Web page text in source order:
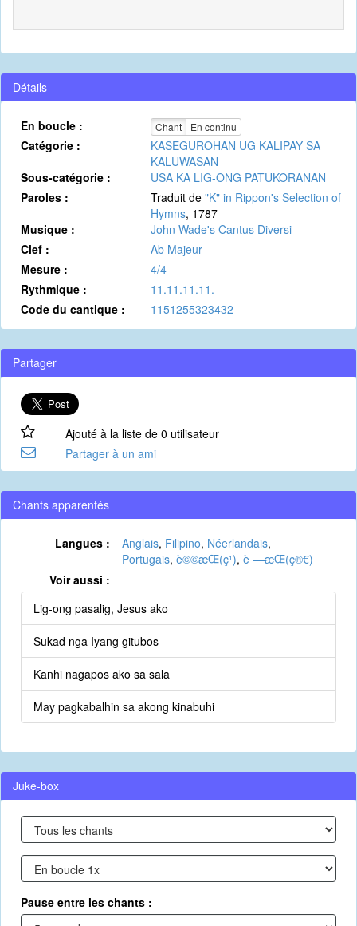
Détails
En boucle : Chant En continu
Catégorie :
KASEGUROHAN UG KALIPAY SA
KALUWASAN
Sous-catégorie :
USA KA LIG-ONG PATUKORANAN
Paroles :
Traduit de "K" in Rippon's Selection of
Hymns, 1787
Musique :
John Wade's Cantus Diversi
Clef :
Ab Majeur
Mesure :
4/4
Rythmique :
11.11.11.11.
Code du cantique :
1151255323432
Partager
Ajouté à la liste de 0 utilisateur
Partager à un ami
Chants apparentés
Langues : Anglais, Filipino, Néerlandais,
Portugais, è©©æ­Œ(ç¹), è¯—æ­Œ(ç®€)
Voir aussi :
Lig-ong pasalig, Jesus ako
Sukad nga Iyang gitubos
Kanhi nagapos ako sa sala
May pagkabalhin sa akong kinabuhi
Juke-box
Pause entre les chants :